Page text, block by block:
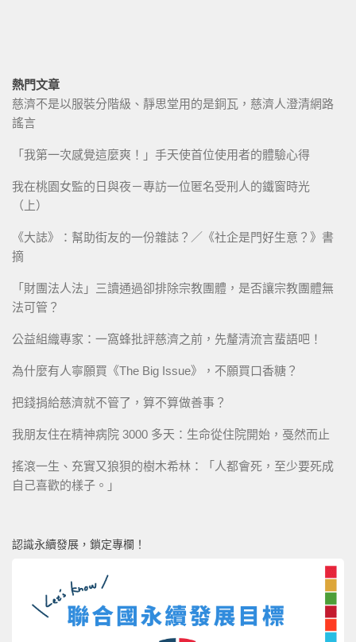
熱門文章
慈濟不是以服裝分階級、靜思堂用的是銅瓦，慈濟人澄清網路
謠言
「我第一次感覺這麼爽！」手天使首位使用者的體驗心得
我在桃園女監的日與夜－專訪一位匿名受刑人的鐵窗時光
（上）
《大誌》：幫助街友的一份雜誌？／《社企是門好生意？》書
摘
「財團法人法」三讀通過卻排除宗教團體，是否讓宗教團體無
法可管？
公益組織專家：一窩蜂批評慈濟之前，先釐清流言蜚語吧！
為什麼有人寧願買《The Big Issue》，不願買口香糖？
把錢捐給慈濟就不管了，算不算做善事？
我朋友住在精神病院 3000 多天：生命從住院開始，戞然而止
搖滾一生、充實又狼狽的樹木希林：「人都會死，至少要死成
自己喜歡的樣子。」
認識永續發展，鎖定專欄！